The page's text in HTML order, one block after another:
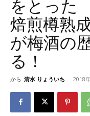
をとった
焙煎樽熟
が梅酒の
る！
から 清水 りょういち - 2018